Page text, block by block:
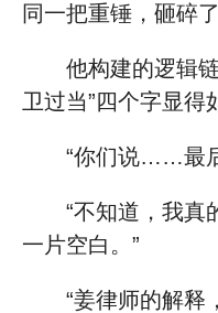
同一把重锤，砸碎
他构建的逻辑
卫过当”四个字显得
“你们说……最
“不知道，我
一片空白。”
“姜律师的解